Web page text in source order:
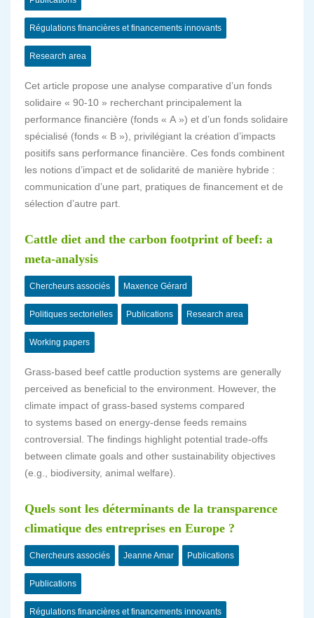
Régulations financières et financements innovants
Research area
Cet article propose une analyse comparative d’un fonds
solidaire « 90-10 » recherchant principalement la
performance financière (fonds « A ») et d’un fonds solidaire
spécialisé (fonds « B »), privilégiant la création d’impacts
positifs sans performance financière. Ces fonds combinent
les notions d’impact et de solidarité de manière hybride :
communication d’une part, pratiques de financement et de
sélection d’autre part.
Cattle diet and the carbon footprint of beef: a
meta-analysis
Chercheurs associés Maxence Gérard
Politiques sectorielles Publications Research area
Working papers
Grass-based beef cattle production systems are generally
perceived as beneficial to the environment. However, the
climate impact of grass-based systems compared
to systems based on energy-dense feeds remains
controversial. The findings highlight potential trade-offs
between climate goals and other sustainability objectives
(e.g., biodiversity, animal welfare).
Quels sont les déterminants de la transparence
climatique des entreprises en Europe ?
Chercheurs associés Jeanne Amar Publications
Publications
Régulations financières et financements innovants